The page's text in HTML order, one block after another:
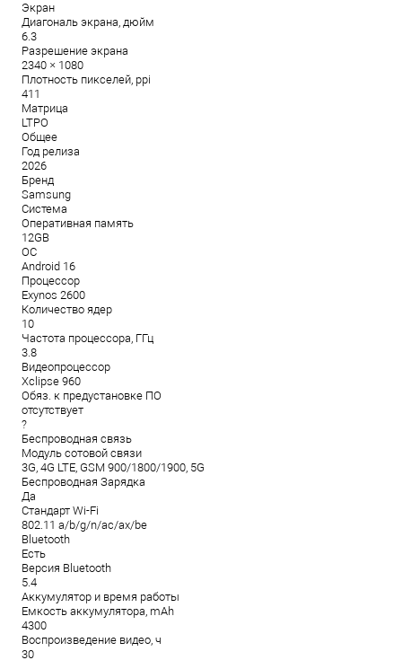
Экран
Диагональ экрана, дюйм
6.3
Разрешение экрана
2340 × 1080
Плотность пикселей, ppi
411
Матрица
LTPO
Общее
Год релиза
2026
Бренд
Samsung
Система
Оперативная память
12GB
ОС
Android 16
Процессор
Exynos 2600
Количество ядер
10
Частота процессора, ГГц
3.8
Видеопроцессор
Xclipse 960
Обяз. к предустановке ПО
отсутствует
?
Беспроводная связь
Модуль сотовой связи
3G, 4G LTE, GSM 900/1800/1900, 5G
Беспроводная Зарядка
Да
Стандарт Wi-Fi
802.11 a/b/g/n/ac/ax/be
Bluetooth
Есть
Версия Bluetooth
5.4
Аккумулятор и время работы
Емкость аккумулятора, mAh
4300
Воспроизведение видео, ч
30